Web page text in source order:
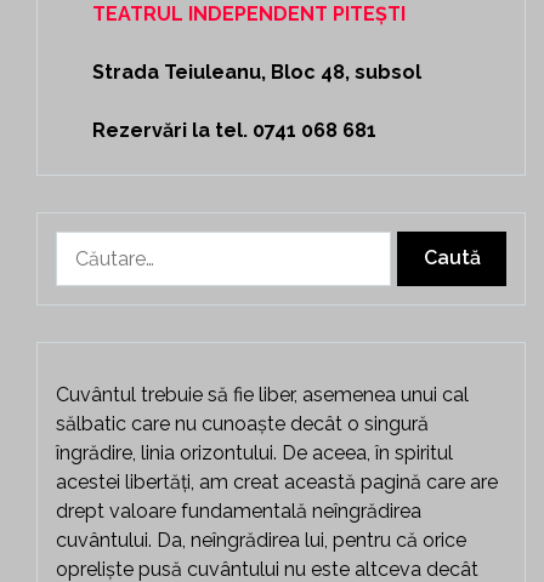
TEATRUL INDEPENDENT PITEȘTI
Strada Teiuleanu, Bloc 48, subsol
Rezervări la tel. 0741 068 681
după:
Cuvântul trebuie să fie liber, asemenea unui cal
sălbatic care nu cunoaște decât o singură
îngrădire, linia orizontului. De aceea, în spiritul
acestei libertăți, am creat această pagină care are
drept valoare fundamentală neîngrădirea
cuvântului. Da, neîngrădirea lui, pentru că orice
opreliște pusă cuvântului nu este altceva decât